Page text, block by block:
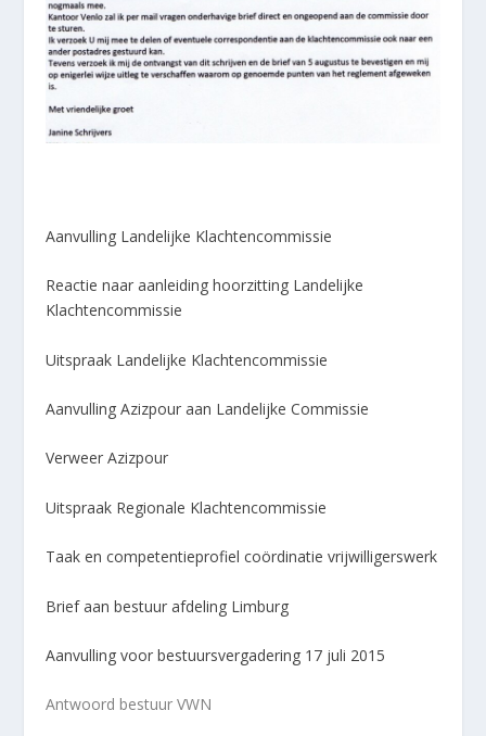
Aanvulling Landelijke Klachtencommissie
Reactie naar aanleiding hoorzitting Landelijke
Klachtencommissie
Uitspraak Landelijke Klachtencommissie
Aanvulling Azizpour aan Landelijke Commissie
Verweer Azizpour
Uitspraak Regionale Klachtencommissie
Taak en competentieprofiel coördinatie vrijwilligerswerk
Brief aan bestuur afdeling Limburg
Aanvulling voor bestuursvergadering 17 juli 2015
Antwoord bestuur VWN